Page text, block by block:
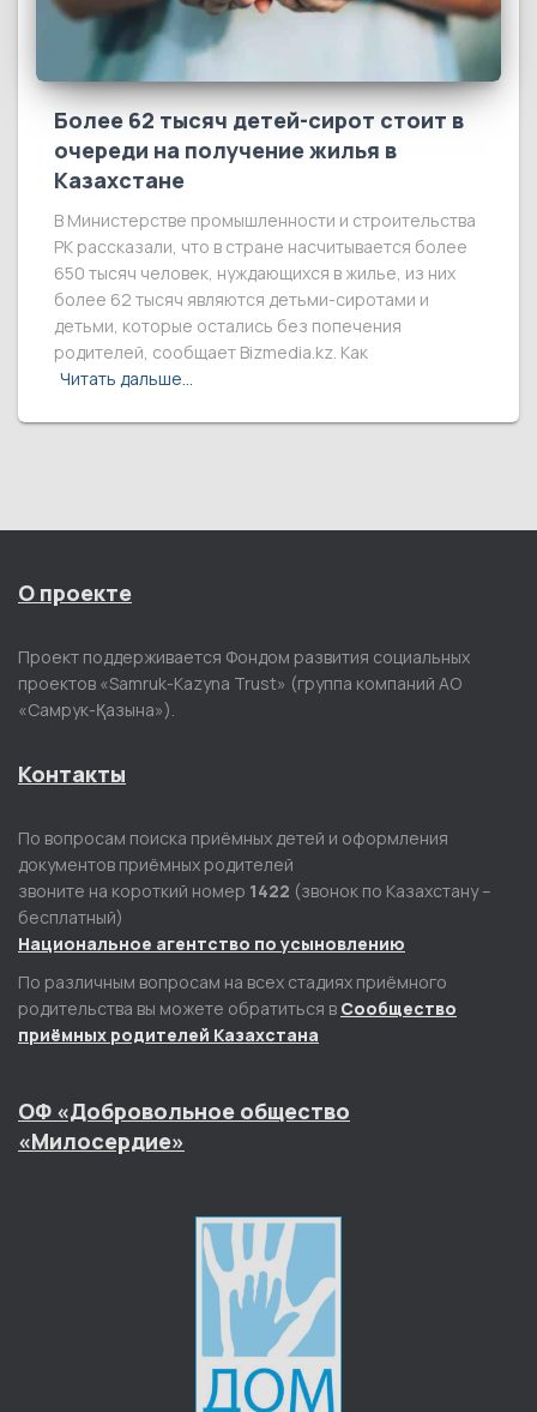
Более 62 тысяч детей-сирот стоит в
очереди на получение жилья в
Казахстане
В Министерстве промышленности и строительства
РК рассказали, что в стране насчитывается более
650 тысяч человек, нуждающихся в жилье, из них
более 62 тысяч являются детьми-сиротами и
детьми, которые остались без попечения
родителей, сообщает Bizmedia.kz. Как
Читать дальше…
О проекте
Проект поддерживается Фондом развития социальных
проектов «Samruk-Kazyna Trust» (группа компаний АО
«Самрук-Қазына»).
Контакты
По вопросам поиска приёмных детей и оформления
документов приёмных родителей
звоните на короткий номер 1422 (звонок по Казахстану –
бесплатный)
Национальное агентство по усыновлению
По различным вопросам на всех стадиях приёмного
родительства вы можете обратиться в Сообщество
приёмных родителей Казахстана
ОФ «Добровольное общество
«Милосердие»